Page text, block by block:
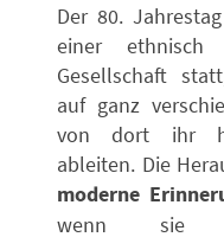
Der 80.
einer ethnisch
Gesellschaft
auf ganz
von dort ihr
ableiten. Die
moderne
wenn sie